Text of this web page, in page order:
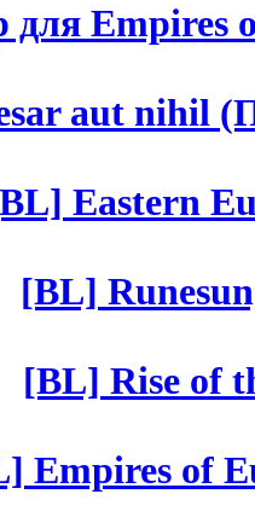
для Empires
aut nihil
Eastern
[BL]
[BL] Rise of
Empires of